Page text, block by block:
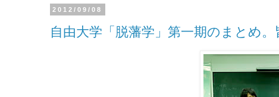
2012/09/08
自由大学「脱藩学」第一期のまとめ